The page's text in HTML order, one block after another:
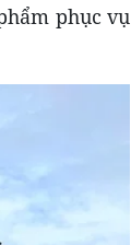
phục vụ